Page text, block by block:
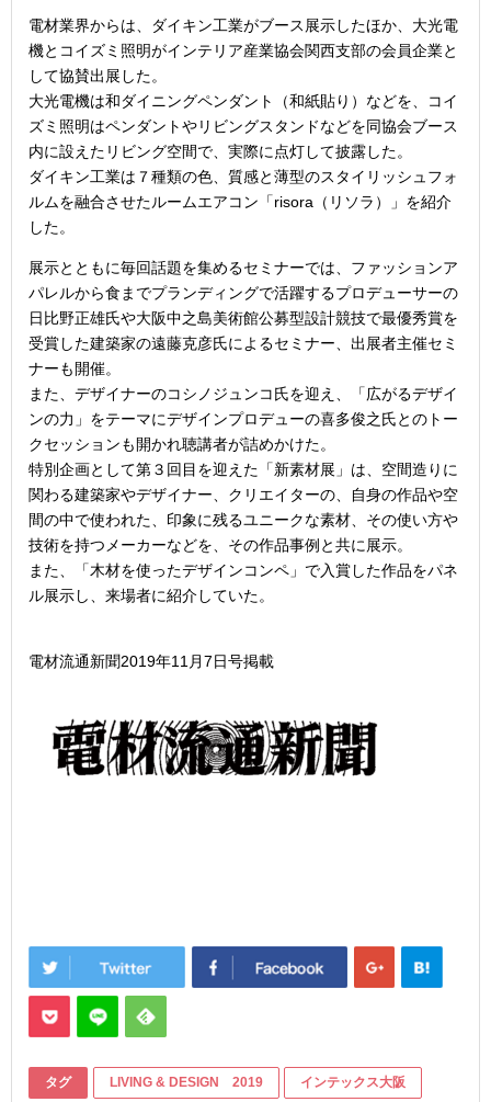
電材業界からは、ダイキン工業がブース展示したほか、大光電
機とコイズミ照明がインテリア産業協会関西支部の会員企業と
して協賛出展した。
大光電機は和ダイニングペンダント（和紙貼り）などを、コイ
ズミ照明はペンダントやリビングスタンドなどを同協会ブース
内に設えたリビング空間で、実際に点灯して披露した。
ダイキン工業は７種類の色、質感と薄型のスタイリッシュフォ
ルムを融合させたルームエアコン「risora（リソラ）」を紹介
した。
展示とともに毎回話題を集めるセミナーでは、ファッションア
パレルから食までプランディングで活躍するプロデューサーの
日比野正雄氏や大阪中之島美術館公募型設計競技で最優秀賞を
受賞した建築家の遠藤克彦氏によるセミナー、出展者主催セミ
ナーも開催。
また、デザイナーのコシノジュンコ氏を迎え、「広がるデザイ
ンの力」をテーマにデザインプロデューの喜多俊之氏とのトー
クセッションも開かれ聴講者が詰めかけた。
特別企画として第３回目を迎えた「新素材展」は、空間造りに
関わる建築家やデザイナー、クリエイターの、自身の作品や空
間の中で使われた、印象に残るユニークな素材、その使い方や
技術を持つメーカーなどを、その作品事例と共に展示。
また、「木材を使ったデザインコンペ」で入賞した作品をパネ
ル展示し、来場者に紹介していた。
電材流通新聞2019年11月7日号掲載
タグ LIVING & DESIGN 2019 インテックス大阪